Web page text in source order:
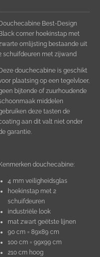
Douchecabine Best-Design
Black corner hoekinstap met
omlijsting bestaande uit
schuifdeuren met zijwand
Deze douchecabine is geschikt
plaatsing op een tegelvloer,
bijtende of zuurhoudende
middelen
deze tasten de
aan dit valt niet onder
garantie.
Kenmerken douchecabine:
4 mm veiligheidsglas
hoekinstap met 2
schuifdeuren
industriële look
mat zwart geëtste lijnen
90 cm = 89x89 cm
100 cm = 99x99 cm
210 cm hoog